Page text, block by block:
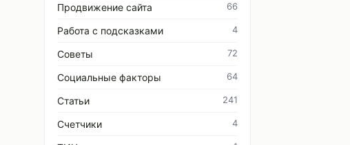
Продвижение сайта 66
Работа с подсказками 4
Советы 72
Социальные факторы 64
Статьи 241
Счетчики 4